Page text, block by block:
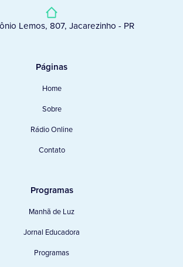
Lemos, 807, Jacarezinho - PR
Páginas
Home
Sobre
Rádio Online
Contato
Programas
Manhã de Luz
Jornal Educadora
Programas